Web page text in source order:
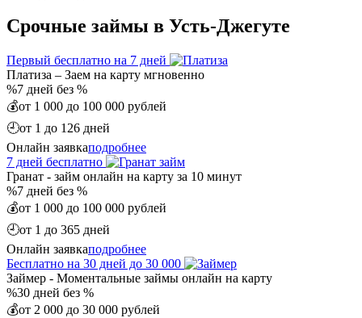
Срочные займы в Усть-Джегуте
Первый бесплатно на 7 дней
Платиза – Заем на карту мгновенно
%7 дней без %
💰от 1 000 до 100 000 рублей
🕘от 1 до 126 дней
Онлайн заявкаподробнее
7 дней бесплатно
Гранат - займ онлайн на карту за 10 минут
%7 дней без %
💰от 1 000 до 100 000 рублей
🕘от 1 до 365 дней
Онлайн заявкаподробнее
Бесплатно на 30 дней до 30 000
Займер - Моментальные займы онлайн на карту
%30 дней без %
💰от 2 000 до 30 000 рублей